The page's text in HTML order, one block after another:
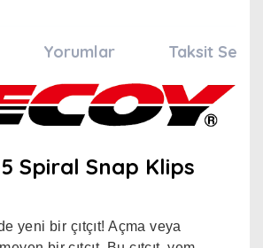
Yorumlar Taksit
Spiral Snap Klips
yeni bir çıtçıt! Açma veya